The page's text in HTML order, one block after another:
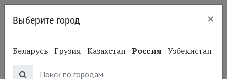
Николай Кисличенко
Nikolay Kislichenko
Выберите город ×
Беларусь Грузия Казахстан Россия Узбекистан